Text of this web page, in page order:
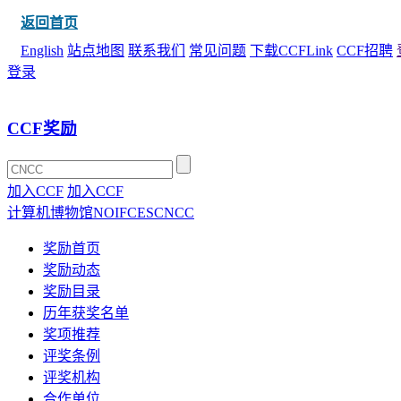
返回首页
English 站点地图 联系我们 常见问题 下载CCFLink CCF招聘
登录
CCF奖励
加入CCF 加入CCF
计算机博物馆NOIFCESCNCC
奖励首页
奖励动态
奖励目录
历年获奖名单
奖项推荐
评奖条例
评奖机构